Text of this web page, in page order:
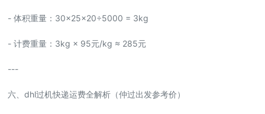
- 体积重量：30×25×20÷5000 = 3kg
- 计费重量：3kg × 95元/kg ≈ 285元
---
六、dhl过机快递运费全解析（仲过出发参考价）